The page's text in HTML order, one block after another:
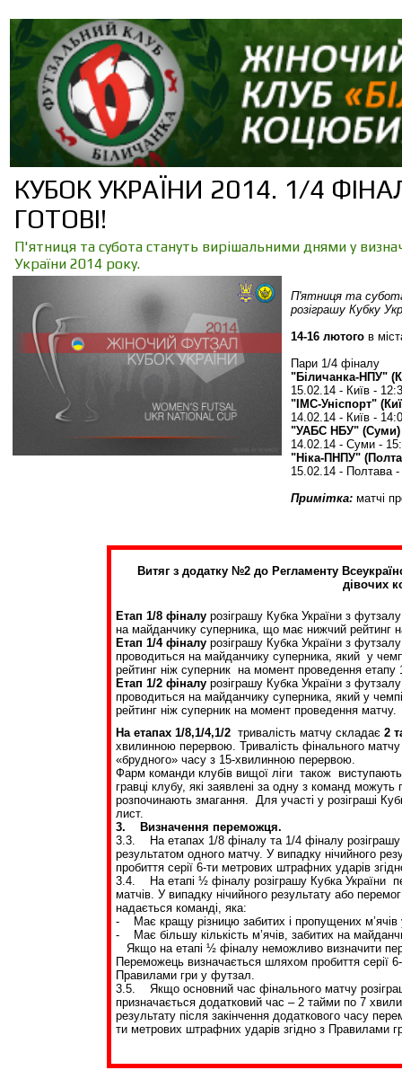
КУБОК УКРАЇНИ 2014. 1/4
ГОТОВІ!
П'ятниця та субота стануть вирішальними днями у
України 2014 року.
П'ятниця та субота
розіграшу Кубку
14-16 лютого в
Пари 1/4 фіналу
"Біличанка-НПУ"
15.02.14 - Київ -
"ІМС-Уніспорт"
14.02.14 - Київ -
"УАБС НБУ" (Суми)
14.02.14 - Суми -
"Ніка-ПНПУ"
15.02.14 - Полтава
Примітка: матчі
Витяг з додатку №2 до Регламенту
дівочих
Етап 1/8 фіналу розіграшу Кубка України з
на майданчику суперника, що має нижчий рейтинг
Етап 1/4 фіналу розіграшу Кубка України з
проводиться на майданчику суперника, який у
рейтинг ніж суперник на момент проведення етапу
Етап 1/2 фіналу розіграшу Кубка України з
проводиться на майданчику суперника, який у
рейтинг ніж суперник на момент проведення матчу.
На етапах 1/8,1/4,1/2тривалість матчу складає 2
хвилинною перервою. Тривалість фінального
«брудного» часу з 15-хвилинною перервою.
Фарм команди клубів вищої ліги також
гравці клубу, які заявлені за одну з команд
розпочинають змагання. Для участі у розіграші
лист.
3. Визначення переможця.
3.3. На етапах 1/8 фіналу та 1/4 фіналу розіграшу
результатом одного матчу. У випадку нічийного
пробиття серії 6-ти метрових штрафних ударів
3.4. На етапі ½ фіналу розіграшу Кубка України
матчів. У випадку нічийного результату або
надається команді, яка:
- Має кращу різницю забитих і пропущених м’ячів
- Має більшу кількість м’ячів, забитих на
Якщо на етапі ½ фіналу неможливо визначити
Переможець визначається шляхом пробиття серії
Правилами гри у футзал.
3.5. Якщо основний час фінального матчу
призначається додатковий час – 2 тайми по 7
результату після закінчення додаткового часу
ти метрових штрафних ударів згідно з Правилами